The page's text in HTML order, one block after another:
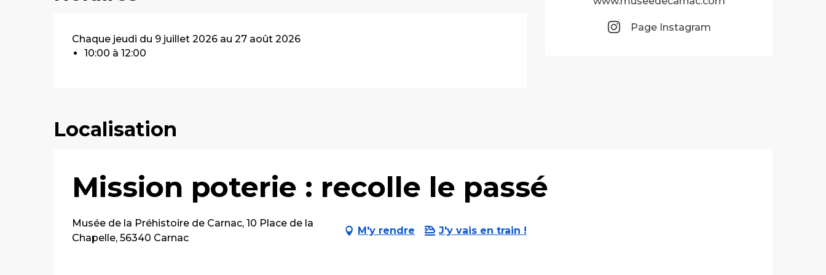
Page Instagram
Chaque jeudi du 9 juillet 2026 au 27 août 2026
10:00 à 12:00
Localisation
Mission poterie : recolle le passé
Musée de la Préhistoire de Carnac, 10 Place de la
Chapelle, 56340 Carnac
M'y rendre J'y vais en train !